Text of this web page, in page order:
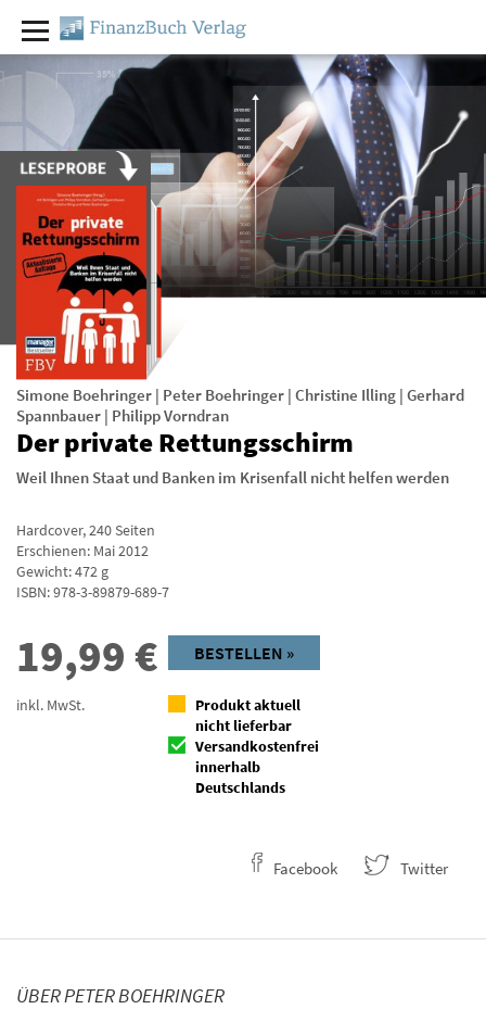
Simone Boehringer | Peter Boehringer | Christine Illing | Gerhard
Spannbauer | Philipp Vorndran
Der private Rettungsschirm
Weil Ihnen Staat und Banken im Krisenfall nicht helfen werden
Hardcover,240Seiten
Erschienen: Mai 2012
Gewicht: 472 g
ISBN:978-3-89879-689-7
19,99 €
inkl. MwSt.
BESTELLEN »
Produkt aktuell
nicht lieferbar
Versandkostenfrei
innerhalb
Deutschlands
Facebook Twitter
ÜBER PETER BOEHRINGER